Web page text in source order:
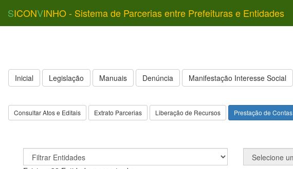
SICONVINHO - Sistema de Parcerias entre Prefeituras e Entidades
Inicial Legislação Manuais Denúncia Manifestação Interesse Social
Consultar Atos e Editais Extrato Parcerias Liberação de Recursos Prestação de Contas